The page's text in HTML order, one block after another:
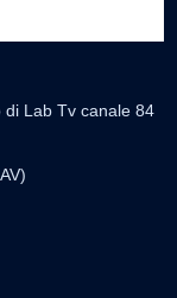
di Lab Tv canale 84